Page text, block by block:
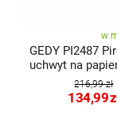
w
GEDY PI2487
uchwyt na
toaletowy bez
216,99 zł
134,99